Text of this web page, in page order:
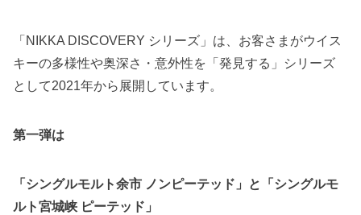
「NIKKA DISCOVERY シリーズ」は、お客さまがウイス
キーの多様性や奥深さ・意外性を「発見する」シリーズ
として2021年から展開しています。
第一弾は
「シングルモルト余市 ノンピーテッド」と「シングルモ
ルト宮城峡 ピーテッド」